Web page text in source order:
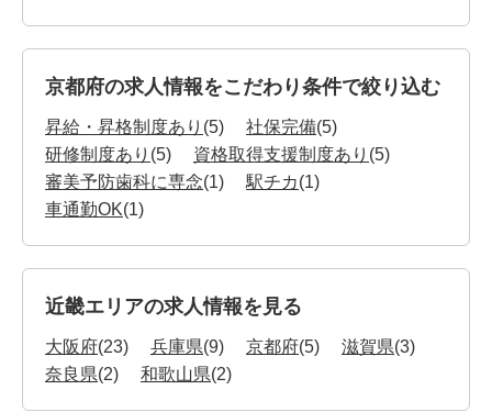
京都府の求人情報をこだわり条件で絞り込む
昇給・昇格制度あり (5) 社保完備(5)
研修制度あり (5) 資格取得支援制度あり (5)
審美予防歯科に専念(1) 駅チカ(1)
車通勤OK(1)
近畿エリアの求人情報を見る
大阪府(23) 兵庫県(9) 京都府(5) 滋賀県(3)
奈良県(2) 和歌山県(2)